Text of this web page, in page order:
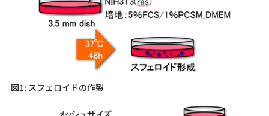
図1: スフェロイドの作製